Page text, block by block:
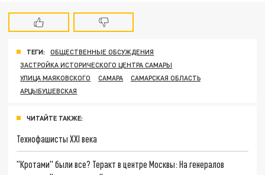
ТЕГИ:
ОБЩЕСТВЕННЫЕ ОБСУЖДЕНИЯ
ЗАСТРОЙКА ИСТОРИЧЕСКОГО ЦЕНТРА САМАРЫ
УЛИЦА МАЯКОВСКОГО
САМАРА
САМАРСКАЯ ОБЛАСТЬ
АРЦЫБУШЕВСКАЯ
ЧИТАЙТЕ ТАКЖЕ:
Технофашисты XXI века
"Кротами" были все? Теракт в центре Москвы: На генералов